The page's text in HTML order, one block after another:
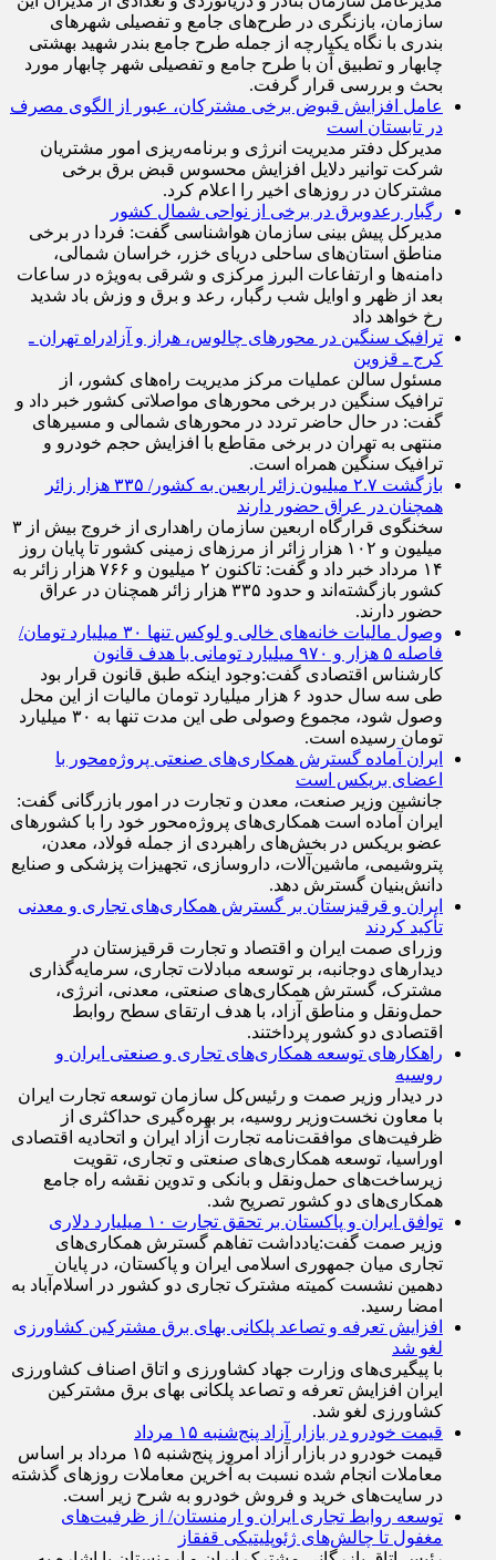
سازمان، بازنگری در طرح‌های جامع و تفصیلی شهر‌های
بندری با نگاه یکپارچه از جمله طرح جامع بندر شهید بهشتی
چابهار و تطبیق آن با طرح جامع و تفصیلی شهر چابهار مورد
بحث و بررسی قرار گرفت.
عامل افزایش قبوض برخی مشترکان، عبور از الگوی مصرف
در تابستان است
مدیرکل دفتر مدیریت انرژی و برنامه‌ریزی امور مشتریان
شرکت توانیر دلایل افزایش محسوس قبض برق برخی
مشترکان در روزهای اخیر را اعلام کرد.
رگبار رعدوبرق در برخی از نواحی شمال کشور
مدیرکل پیش بینی سازمان هواشناسی گفت: فردا در برخی
مناطق استان‌های ساحلی دریای خزر، خراسان شمالی،
دامنه‌ها و ارتفاعات البرز مرکزی و شرقی به‌ویژه در ساعات
بعد از ظهر و اوایل شب رگبار، رعد و برق و وزش باد شدید
رخ خواهد داد
ترافیک سنگین در محورهای چالوس، هراز و آزادراه تهران ـ
کرج ـ قزوین
مسئول سالن عملیات مرکز مدیریت راه‌های کشور، از
ترافیک سنگین در برخی محورهای مواصلاتی کشور خبر داد و
گفت: در حال حاضر تردد در محورهای شمالی و مسیرهای
منتهی به تهران در برخی مقاطع با افزایش حجم خودرو و
ترافیک سنگین همراه است.
بازگشت ۲.۷ میلیون زائر اربعین به کشور/ ۳۳۵ هزار زائر
همچنان در عراق حضور دارند
سخنگوی قرارگاه اربعین سازمان راهداری از خروج بیش از ۳
میلیون و ۱۰۲ هزار زائر از مرز‌های زمینی کشور تا پایان روز
۱۴ مرداد خبر داد و گفت: تاکنون ۲ میلیون و ۷۶۶ هزار زائر به
کشور بازگشته‌اند و حدود ۳۳۵ هزار زائر همچنان در عراق
حضور دارند.
وصول مالیات خانه‌های خالی و لوکس تنها ۳۰ میلیارد تومان/
فاصله ۵ هزار و ۹۷۰ میلیارد تومانی با هدف قانون
کارشناس اقتصادی گفت:وجود اینکه طبق قانون قرار بود
طی سه سال حدود ۶ هزار میلیارد تومان مالیات از این محل
وصول شود، مجموع وصولی طی این مدت تنها به ۳۰ میلیارد
تومان رسیده است.
ایران آماده گسترش همکاری‌های صنعتی پروژه‌محور با
اعضای بریکس است
جانشین وزیر صنعت، معدن و تجارت در امور بازرگانی گفت:
ایران آماده است همکاری‌های پروژه‌محور خود را با کشور‌های
عضو بریکس در بخش‌های راهبردی از جمله فولاد، معدن،
پتروشیمی، ماشین‌آلات، داروسازی، تجهیزات پزشکی و صنایع
دانش‌بنیان گسترش دهد.
ایران و قرقیزستان بر گسترش همکاری‌های تجاری و معدنی
تأکید کردند
وزرای صمت ایران و اقتصاد و تجارت قرقیزستان در
دیدار‌های دوجانبه، بر توسعه مبادلات تجاری، سرمایه‌گذاری
مشترک، گسترش همکاری‌های صنعتی، معدنی، انرژی،
حمل‌ونقل و مناطق آزاد، با هدف ارتقای سطح روابط
اقتصادی دو کشور پرداختند.
راهکارهای توسعه همکاری‌های تجاری و صنعتی ایران و
روسیه
در دیدار وزیر صمت و رئیس‌کل سازمان توسعه تجارت ایران
با معاون نخست‌وزیر روسیه، بر بهره‌گیری حداکثری از
ظرفیت‌های موافقت‌نامه تجارت آزاد ایران و اتحادیه اقتصادی
اوراسیا، توسعه همکاری‌های صنعتی و تجاری، تقویت
زیرساخت‌های حمل‌ونقل و بانکی و تدوین نقشه راه جامع
همکاری‌های دو کشور تصریح شد.
توافق ایران و پاکستان بر تحقق تجارت ۱۰ میلیارد دلاری
وزیر صمت گفت:یادداشت تفاهم گسترش همکاری‌های
تجاری میان جمهوری اسلامی ایران و پاکستان، در پایان
دهمین نشست کمیته مشترک تجاری دو کشور در اسلام‌آباد به
امضا رسید.
افزایش تعرفه و تصاعد پلکانی بهای برق مشترکین کشاورزی
لغو شد
با پیگیری‌های وزارت جهاد کشاورزی و اتاق اصناف کشاورزی
ایران افزایش تعرفه و تصاعد پلکانی بهای برق مشترکین
کشاورزی لغو شد.
قیمت خودرو در بازار آزاد پنج‌شنبه ۱۵ مرداد
قیمت خودرو در بازار آزاد امروز پنج‌شنبه ۱۵ مرداد بر اساس
معاملات انجام شده نسبت به آخرین معاملات روز‌های گذشته
در سایت‌های خرید و فروش خودرو به شرح زیر است.
توسعه روابط تجاری ایران و ارمنستان/ از ظرفیت‌های
مغفول تا چالش‌های ژئوپلیتیکی قفقاز